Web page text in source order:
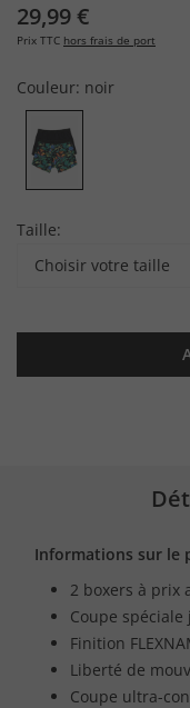
29,99 €
Prix TTC hors frais de port
Couleur: noir
Taille:
Choisir votre taille
Informations sur le
2 boxers à prix
Coupe spéciale
Finition
Liberté de
Coupe ultra-